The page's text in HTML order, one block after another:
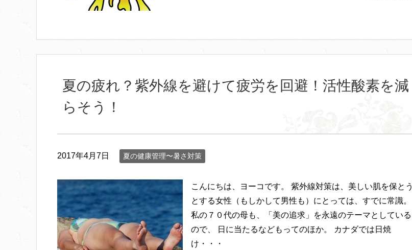
夏の疲れ？紫外線を避けて疲労を回避！活性酸素を減
らそう！
2017年4月7日 夏の健康管理〜暑さ対策
こんにちは、ヨーコです。 紫外線対策は、美しい肌を保とう
とする女性（もしかして男性も）にとっては、すでに常識。
私の７０代の母も、「美の追求」を永遠のテーマとしている
ので、 日に当たるなどもってのほか。 カナダでは日焼
け・・・